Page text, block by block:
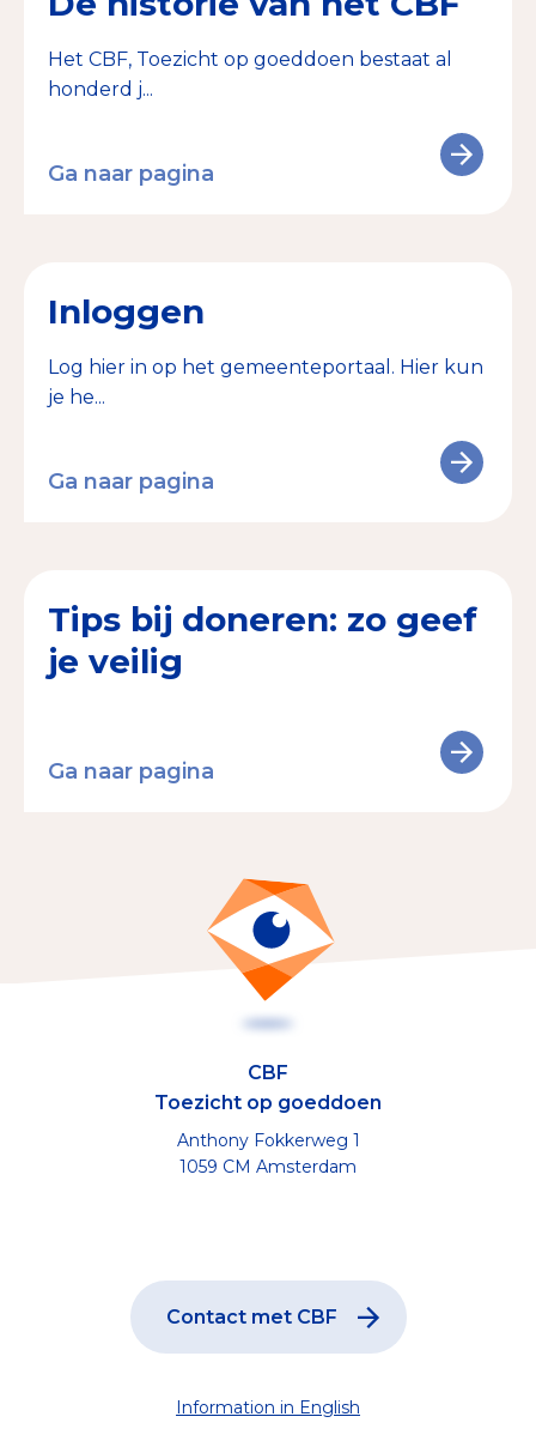
Het CBF, Toezicht op goeddoen bestaat al
honderd j...
Ga naar pagina
Inloggen
Log hier in op het gemeenteportaal. Hier kun
je he...
Ga naar pagina
Tips bij doneren: zo geef
je veilig
Ga naar pagina
CBF
Toezicht op goeddoen
Anthony Fokkerweg 1
1059 CM Amsterdam
Contact met CBF
Information in English